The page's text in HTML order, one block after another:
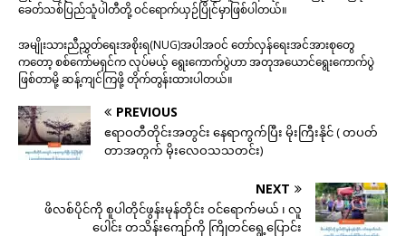
ခေတ်သစ်ပြည်သူံပါတီတို့ ဝင်ရောက်ယှဉ်ပြိုင်မှာဖြစ်ပါတယ်။
အမျိုးသားညီညွှတ်ရေးအစိုးရ(NUG)အပါအဝင် တော်လှန်ရေးအင်အားစုတွေ
ကတော့ စစ်ကော်မရှင်က လုပ်မယ့် ရွေးကောက်ပွဲဟာ အတုအယောင်ရွေးကောက်ပွဲ
ဖြစ်တာမို့ ဆန့်ကျင်ကြဖို့ တိုက်တွန်းထားပါတယ်။
PREVIOUS
ဧရာဝတီတိုင်းအတွင်း နေရာကွက်ပြီး မိုးကြီးနိုင် ( တပတ်
တာအတွက် မိုးလေဝသသတင်း)
NEXT
ဖိလစ်ပိုင်ကို စူပါတိုင်ဖွန်းမုန်တိုင်း ဝင်ရောက်မယ် ၊ လူ
ပေါင်း တသိန်းကျော်ကို ကြိုတင်ရွေ့ပြောင်း